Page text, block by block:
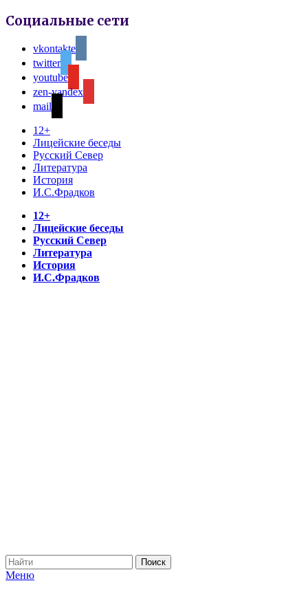
Социальные сети
vkontakte
twitter
youtube
zen-yandex
mail
12+
Лицейские беседы
Русский Север
Литература
История
И.С.Фрадков
12+
Лицейские беседы
Русский Север
Литература
История
И.С.Фрадков
Меню